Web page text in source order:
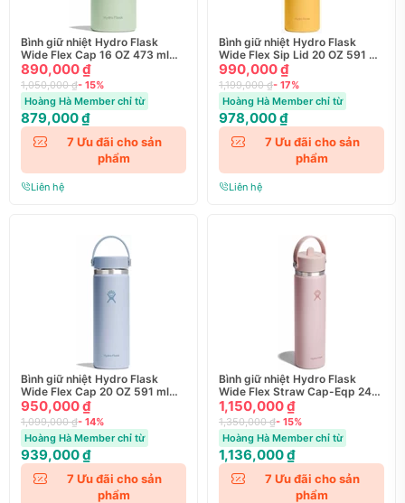
Bình giữ nhiệt Hydro Flask
Wide Flex Cap 16 OZ 473 ml
890,000 ₫
1,050,000 ₫- 15%
Hoàng Hà Member chỉ từ
879,000 ₫
7 Ưu đãi cho sản
phẩm
Liên hệ
Bình giữ nhiệt Hydro Flask
Wide Flex Sip Lid 20 OZ 591 ml
Season 2025
990,000 ₫
1,199,000 ₫- 17%
Hoàng Hà Member chỉ từ
978,000 ₫
7 Ưu đãi cho sản
phẩm
Liên hệ
Bình giữ nhiệt Hydro Flask
Wide Flex Cap 20 OZ 591 ml
Season 2025 (W20CTS)
950,000 ₫
1,099,000 ₫- 14%
Hoàng Hà Member chỉ từ
939,000 ₫
7 Ưu đãi cho sản
phẩm
Bình giữ nhiệt Hydro Flask
Wide Flex Straw Cap-Eqp 24
OZ 710 ml (W24CFS)
1,150,000 ₫
1,350,000 ₫- 15%
Hoàng Hà Member chỉ từ
1,136,000 ₫
7 Ưu đãi cho sản
phẩm